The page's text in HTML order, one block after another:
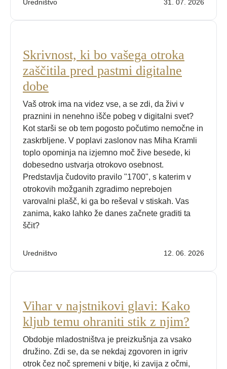
Uredništvo 31. 07. 2026
Skrivnost, ki bo vašega otroka
zaščitila pred pastmi digitalne
dobe
Vaš otrok ima na videz vse, a se zdi, da živi v
praznini in nenehno išče pobeg v digitalni svet?
Kot starši se ob tem pogosto počutimo nemočne in
zaskrbljene. V poplavi zaslonov nas Miha Kramli
toplo opominja na izjemno moč žive besede, ki
dobesedno ustvarja otrokovo osebnost.
Predstavlja čudovito pravilo "1700", s katerim v
otrokovih možganih zgradimo neprebojen
varovalni plašč, ki ga bo reševal v stiskah. Vas
zanima, kako lahko že danes začnete graditi ta
ščit?
Uredništvo 12. 06. 2026
Vihar v najstnikovi glavi: Kako
kljub temu ohraniti stik z njim?
Obdobje mladostništva je preizkušnja za vsako
družino. Zdi se, da se nekdaj zgovoren in igriv
otrok čez noč spremeni v bitje, ki zavija z očmi,